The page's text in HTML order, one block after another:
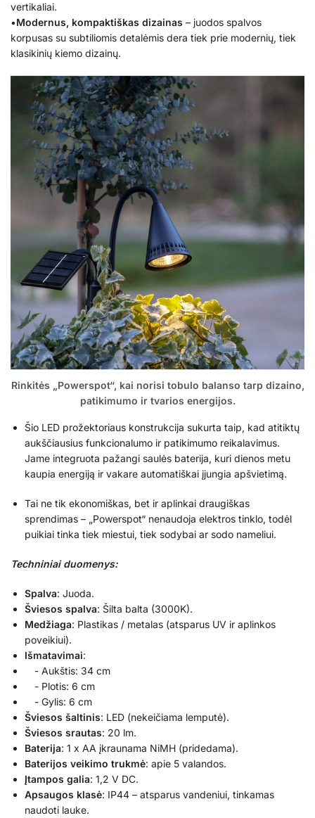
vertikaliai.
•Modernus, kompaktiškas dizainas – juodos spalvos
korpusas su subtiliomis detalėmis dera tiek prie modernių, tiek
klasikinių kiemo dizainų.
Rinkitės „Powerspot“, kai norisi tobulo balanso tarp dizaino,
patikimumo ir tvarios energijos.
Šio LED prožektoriaus konstrukcija sukurta taip, kad atitiktų
aukščiausius funkcionalumo ir patikimumo reikalavimus.
Jame integruota pažangi saulės baterija, kuri dienos metu
kaupia energiją ir vakare automatiškai įjungia apšvietimą.
Tai ne tik ekonomiškas, bet ir aplinkai draugiškas
sprendimas – „Powerspot“ nenaudoja elektros tinklo, todėl
puikiai tinka tiek miestui, tiek sodybai ar sodo nameliui.
Techniniai duomenys:
Spalva: Juoda.
Šviesos spalva: Šilta balta (3000K).
Medžiaga: Plastikas / metalas (atsparus UV ir aplinkos
poveikiui).
Išmatavimai:
- Aukštis: 34 cm
- Plotis: 6 cm
- Gylis: 6 cm
Šviesos šaltinis: LED (nekeičiama lemputė).
Šviesos srautas: 20 lm.
Baterija: 1 x AA įkraunama NiMH (pridedama).
Baterijos veikimo trukmė: apie 5 valandos.
Įtampos galia: 1,2 V DC.
Apsaugos klasė: IP44 – atsparus vandeniui, tinkamas
naudoti lauke.